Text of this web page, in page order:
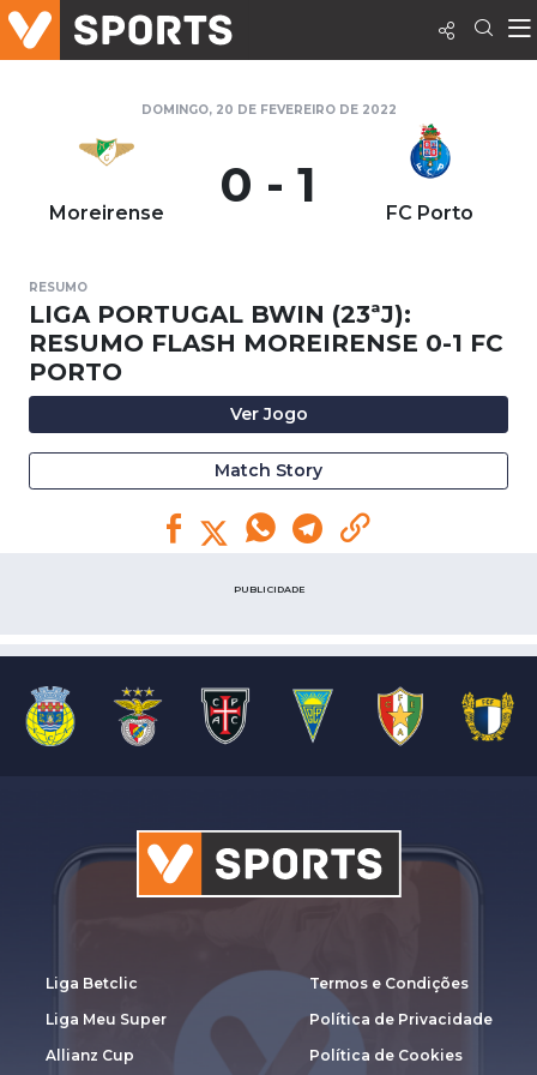
DOMINGO, 20 DE FEVEREIRO DE 2022
Moreirense 0 - 1 FC Porto
RESUMO
LIGA PORTUGAL BWIN (23ªJ):
RESUMO FLASH MOREIRENSE 0-1 FC
PORTO
Ver Jogo
Match Story
PUBLICIDADE
Liga Betclic
Liga Meu Super
Allianz Cup
Termos e Condições
Política de Privacidade
Política de Cookies